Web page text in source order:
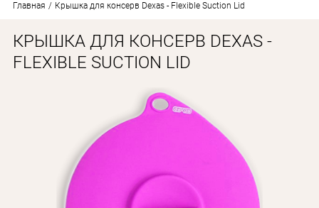
СОБАКИ
КОТЫ
ОТ ЖАРЫ
НАШЕ ПРОИЗВОДСТВО
О КОМПАНИИ
Главная Крышка для консерв Dexas - Flexible Suction Lid
КРЫШКА ДЛЯ КОНСЕРВ DEXAS -
FLEXIBLE SUCTION LID